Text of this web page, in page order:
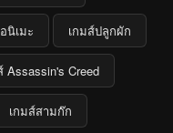
นิเมะ เกมส์ปลูกผัก
Assassin's Creed
เกมส์สามก๊ก